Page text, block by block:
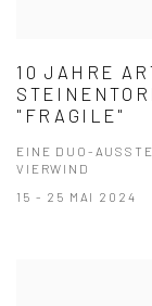
10 JAHRE
"FRAGILE"
EINE DUO-
VIERWIND
15 - 25 MAI 2024